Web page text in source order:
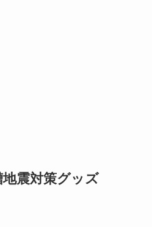
震対策グッズ